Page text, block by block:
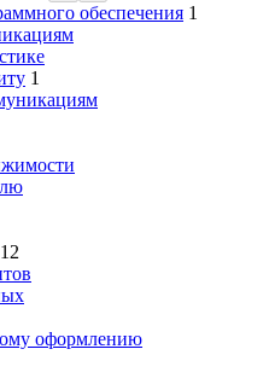
обеспечения 1
1
12
оформлению